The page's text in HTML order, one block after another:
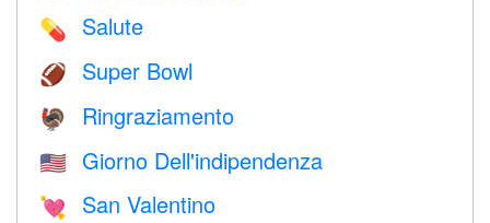
💊 Salute
🏈 Super Bowl
🦃 Ringraziamento
🇺🇸 Giorno Dell'indipendenza
💘 San Valentino